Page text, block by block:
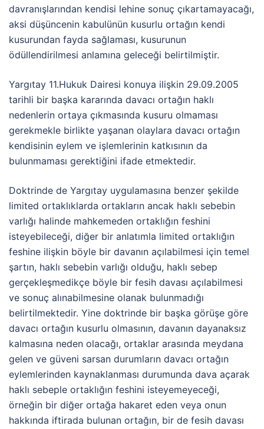
davranışlarından kendisi lehine sonuç çıkartamayacağı,
aksi düşüncenin kabulünün kusurlu ortağın kendi
kusurundan fayda sağlaması, kusurunun
ödüllendirilmesi anlamına geleceği belirtilmiştir.
Yargıtay 11.Hukuk Dairesi konuya ilişkin 29.09.2005
tarihli bir başka kararında davacı ortağın haklı
nedenlerin ortaya çıkmasında kusuru olmaması
gerekmekle birlikte yaşanan olaylara davacı ortağın
kendisinin eylem ve işlemlerinin katkısının da
bulunmaması gerektiğini ifade etmektedir.
Doktrinde de Yargıtay uygulamasına benzer şekilde
limited ortaklıklarda ortakların ancak haklı sebebin
varlığı halinde mahkemeden ortaklığın feshini
isteyebileceği, diğer bir anlatımla limited ortaklığın
feshine ilişkin böyle bir davanın açılabilmesi için temel
şartın, haklı sebebin varlığı olduğu, haklı sebep
gerçekleşmedikçe böyle bir fesih davası açılabilmesi
ve sonuç alınabilmesine olanak bulunmadığı
belirtilmektedir. Yine doktrinde bir başka görüşe göre
davacı ortağın kusurlu olmasının, davanın dayanaksız
kalmasına neden olacağı, ortaklar arasında meydana
gelen ve güveni sarsan durumların davacı ortağın
eylemlerinden kaynaklanması durumunda dava açarak
haklı sebeple ortaklığın feshini isteyemeyeceği,
örneğin bir diğer ortağa hakaret eden veya onun
hakkında iftirada bulunan ortağın, bir de fesih davası